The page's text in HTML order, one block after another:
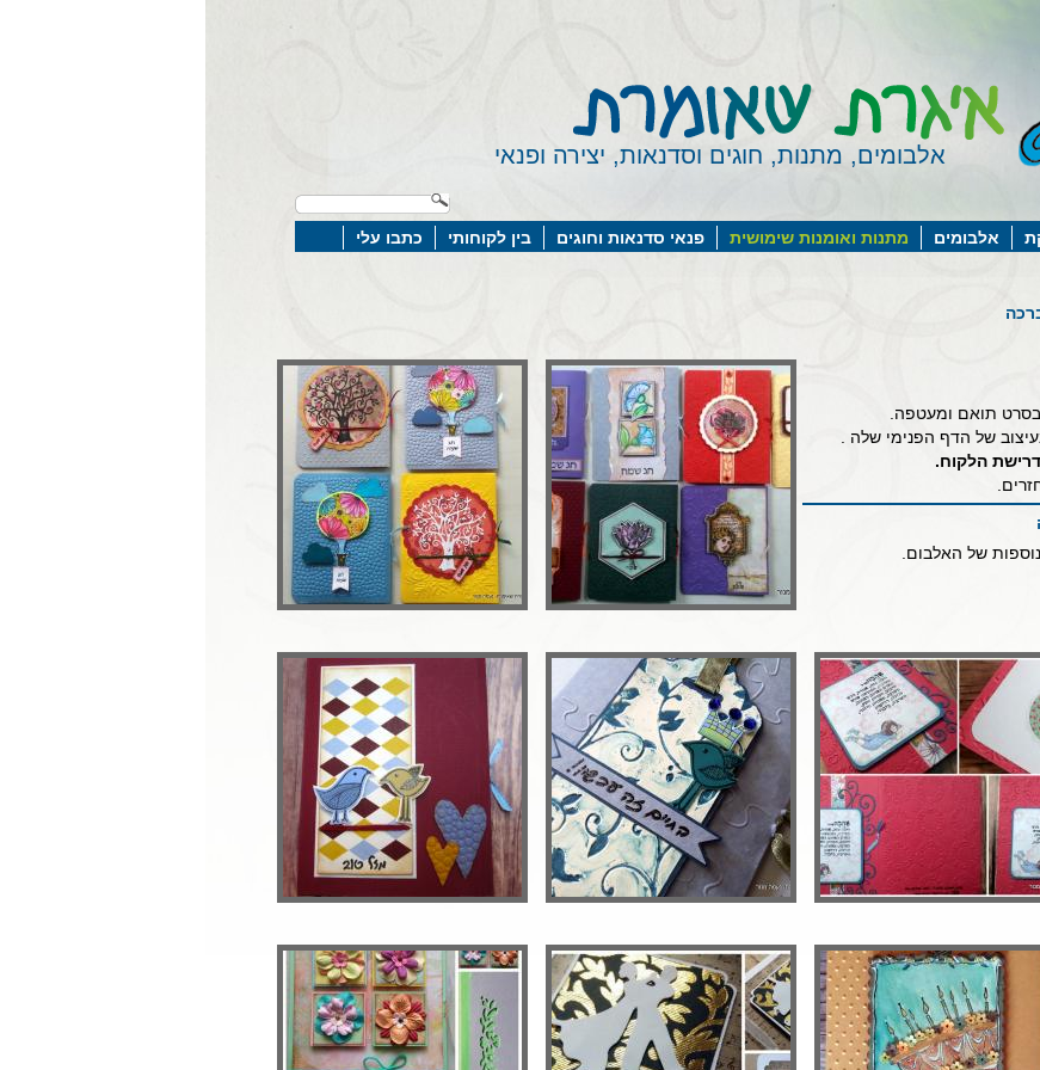
אלבומים, מתנות, חוגים וסדנאות, יצירה ופנאי
אלבומים מתנות ואומנות שימושית פנאי סדנאות וחוגים בין לקוחותי
כתבו עלי
תואם ומעטפה.
של הדף הפנימי שלה .
הלקוח.
של האלבום.